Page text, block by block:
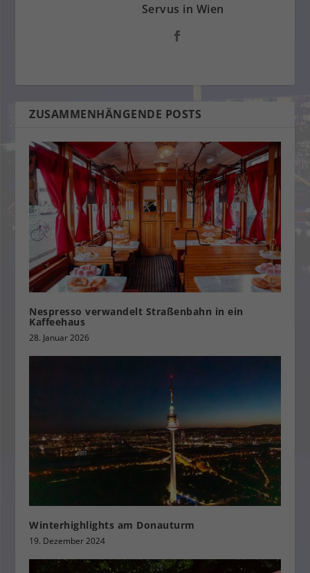
Servus in Wien
ZUSAMMENHÄNGENDE POSTS
Nespresso verwandelt Straßenbahn in ein
Kaffeehaus
28. Januar 2026
Winterhighlights am Donauturm
19. Dezember 2024